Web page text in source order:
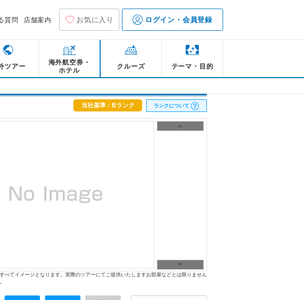
質問 店舗案内 お気に入り ログイン・会員登録
ツアー
海外航空券・
ホテル
クルーズ テーマ・目的
当社基準：Bランク ランクについて
べてイメージとなります。実際のツアーにてご提供いたしますお部屋などとは限りません